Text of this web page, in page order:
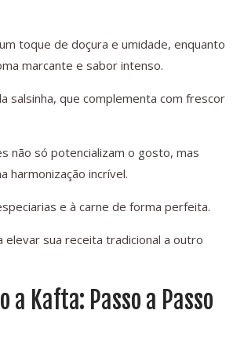
toque de doçura e umidade, enquanto
marcante e sabor intenso.
salsinha, que complementa com frescor
não só potencializam o gosto, mas
harmonização incrível.
e à carne de forma perfeita.
elevar sua receita tradicional a outro
a Kafta: Passo a Passo